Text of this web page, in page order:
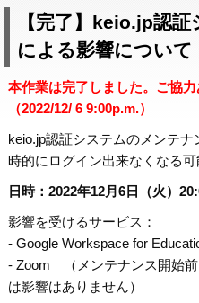
【完了】keio.jp認
による影響について
本作業は完了しました。ご協力
（2022/12/ 6 9:00p.m.）
keio.jp認証システムのメンテ
時的にログイン出来なくなる可
日時：2022年12月6日（火）
影響を受けるサービス：
- Google Workspace for
- Zoom （メンテナンス開始
は影響はありません）